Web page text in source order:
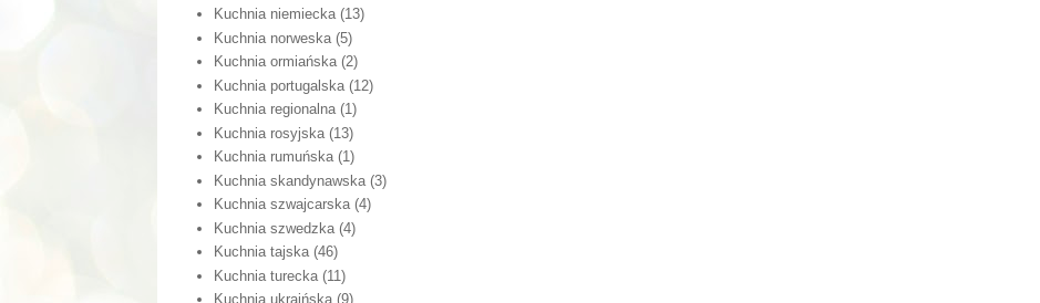
Kuchnia niemiecka (13)
Kuchnia norweska (5)
Kuchnia ormiańska (2)
Kuchnia portugalska (12)
Kuchnia regionalna (1)
Kuchnia rosyjska (13)
Kuchnia rumuńska (1)
Kuchnia skandynawska (3)
Kuchnia szwajcarska (4)
Kuchnia szwedzka (4)
Kuchnia tajska (46)
Kuchnia turecka (11)
Kuchnia ukraińska (9)